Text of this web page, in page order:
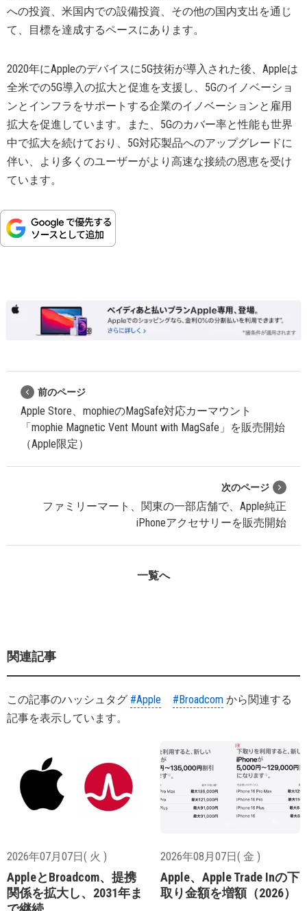
への投資、米国内での設備投資、その他の国内支出を通じ
て、目標を達成するペースにあります。
2020年にAppleのデバイスに5G技術が導入された後、Appleは
全米での5G導入の拡大と促進を支援し、5Gのイノベーショ
ンとインフラをサポートする企業のイノベーションと雇用
拡大を促進しています。また、5Gのカバー率と性能も世界
中で拡大を続けており、5G対応製品へのアップグレードに
伴い、より多くのユーザーがより高速な接続の恩恵を受け
ています。
前のページ
Apple Store、mophieのMagSafe対応カーマウント
「mophie Magnetic Vent Mount with MagSafe」を販売開始
（Apple限定）
次のページ
ファミリーマート、関東の一部店舗で、Apple純正
iPhoneアクセサリーを販売開始
一覧へ
関連記事
この記事のハッシュタグ #Apple #Broadcom から関連する
記事を表示しています。
2026年07月07日( 火 )
AppleとBroadcom、提携
関係を拡大し、2031年ま
2026年08月07日( 金 )
Apple、Apple Trade Inの下
取り金額を増額（2026）